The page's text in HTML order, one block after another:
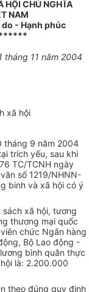
HỘI CHỦ NGHĨA
NAM
- Hạnh phúc
tháng 11 năm 2004
xã hội
tháng 9 năm 2004
trích yếu, sau khi
TC/TCNH ngày
số 1219/NHNN-
binh và xã hội có ý
xã hội, tương
thương mại quốc
chức Ngân hàng
Bộ Lao động -
bình quân thực
là: 2.200.000
theo đúng quy định